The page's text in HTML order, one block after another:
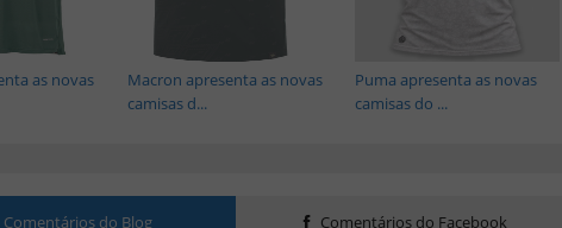
Puma apresenta as novas
camisas do ...
Macron apresenta as novas
camisas d...
as novas
Comentários do Blog Comentários do Facebook